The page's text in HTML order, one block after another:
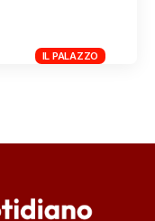
IL PALAZZO